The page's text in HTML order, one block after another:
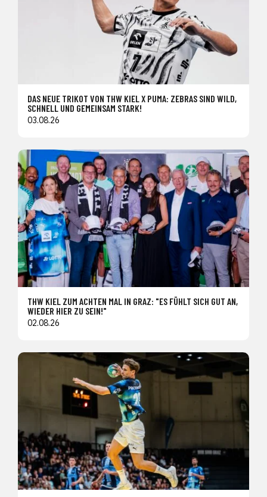
DAS NEUE TRIKOT VON THW KIEL X PUMA: ZEBRAS SIND WILD,
SCHNELL UND GEMEINSAM STARK!
03.08.26
THW KIEL ZUM ACHTEN MAL IN GRAZ: "ES FÜHLT SICH GUT AN,
WIEDER HIER ZU SEIN!"
02.08.26